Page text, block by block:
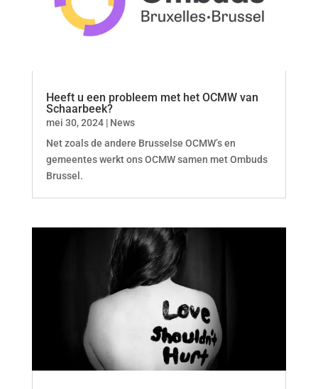
Heeft u een probleem met het OCMW van
Schaarbeek?
mei 30, 2024| News
Net zoals de andere Brusselse OCMW’s en
gemeentes werkt ons OCMW samen met Ombuds
Brussel.